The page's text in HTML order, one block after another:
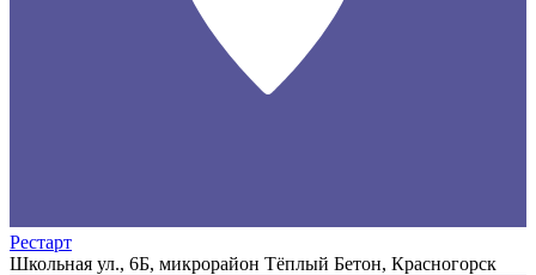
Рестарт
Школьная ул., 6Б, микрорайон Тёплый Бетон, Красногорск